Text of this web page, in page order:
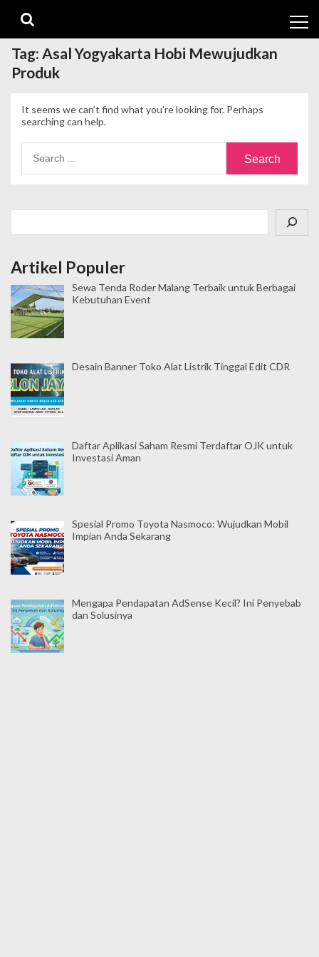
navigation
content
Tag:Asal Yogyakarta Hobi Mewujudkan
Produk
It seems we can’t find what you’re looking for. Perhaps
searching can help.
for:
Artikel Populer
Sewa Tenda Roder Malang Terbaik untuk Berbagai
Kebutuhan Event
Desain Banner Toko Alat Listrik Tinggal Edit CDR
Daftar Aplikasi Saham Resmi Terdaftar OJK untuk
Investasi Aman
Spesial Promo Toyota Nasmoco: Wujudkan Mobil
Impian Anda Sekarang
Mengapa Pendapatan AdSense Kecil? Ini Penyebab
dan Solusinya